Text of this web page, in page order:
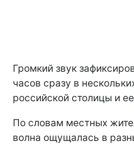
Громкий звук
часов сразу в
российской столицы и
По словам местных
волна ощущалась в